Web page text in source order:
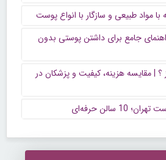
مواد طبیعی و سازگار با انواع پوست
جامع برای داشتن پوستی بدون
؟ | مقایسه هزینه، کیفیت و پزشکان در
سالن حرفه‌ای